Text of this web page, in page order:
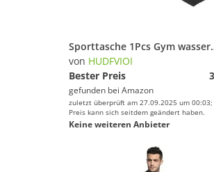
Sporttasche 1Pcs Gym wasserdichte
von HUDFVIOI
Bester Preis
gefunden bei Amazon
zuletzt überprüft am 27.09.2025 um
Preis kann sich seitdem geändert haben.
Keine weiteren Anbieter